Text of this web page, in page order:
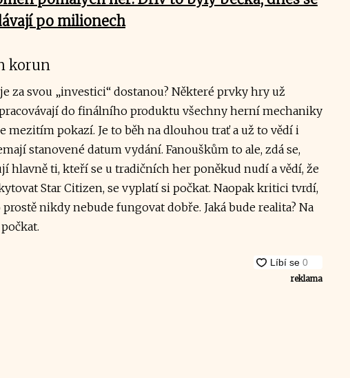
po milionech
korun
za svou „investici“ dostanou? Některé prvky hry už
do finálního produktu všechny herní mechaniky
mezitím pokazí. Je to běh na dlouhou trať a už to vědí i
stanovené datum vydání. Fanouškům to ale, zdá se,
hlavně ti, kteří se u tradičních her poněkud nudí a vědí, že
Star Citizen, se vyplatí si počkat. Naopak kritici tvrdí,
nikdy nebude fungovat dobře. Jaká bude realita? Na
reklama